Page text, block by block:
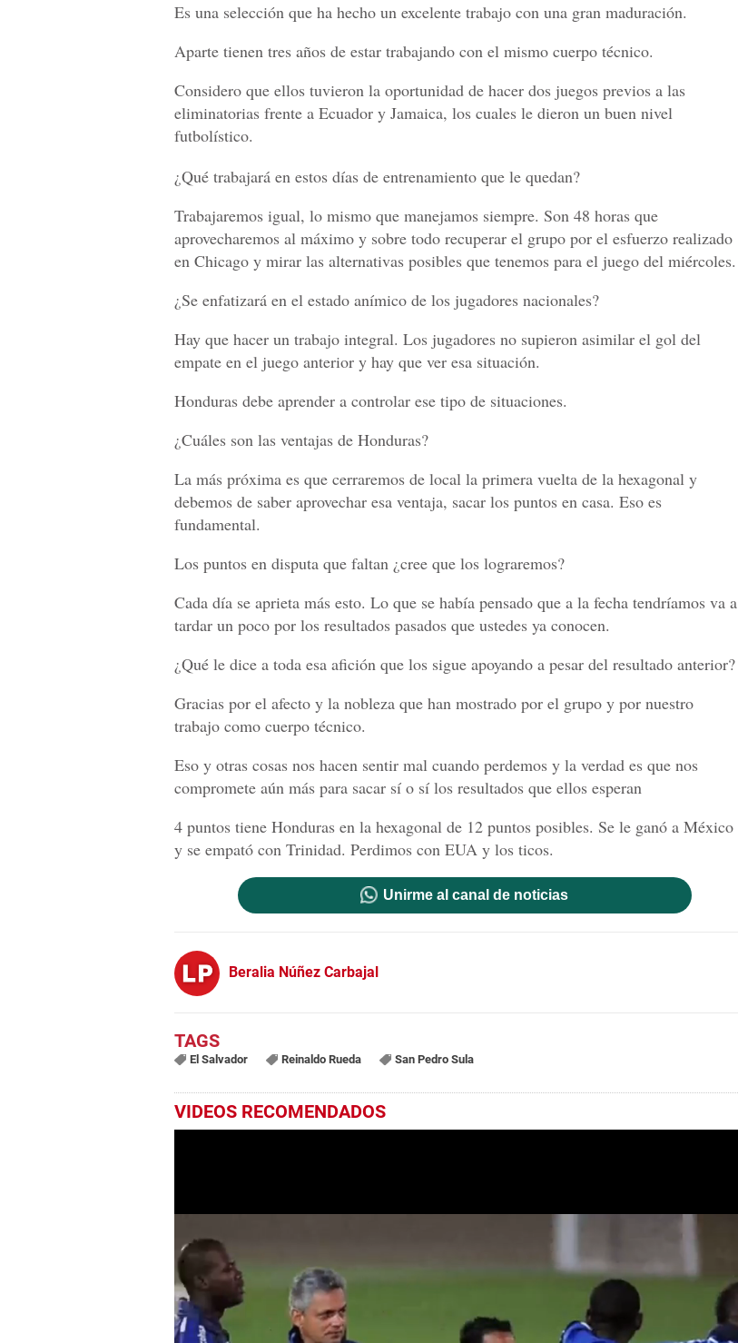
Es una selección que ha hecho un excelente trabajo con una gran maduración.
Aparte tienen tres años de estar trabajando con el mismo cuerpo técnico.
Considero que ellos tuvieron la oportunidad de hacer dos juegos previos a las
eliminatorias frente a Ecuador y Jamaica, los cuales le dieron un buen nivel
futbolístico.
¿Qué trabajará en estos días de entrenamiento que le quedan?
Trabajaremos igual, lo mismo que manejamos siempre. Son 48 horas que
aprovecharemos al máximo y sobre todo recuperar el grupo por el esfuerzo realizado
en Chicago y mirar las alternativas posibles que tenemos para el juego del miércoles.
¿Se enfatizará en el estado anímico de los jugadores nacionales?
Hay que hacer un trabajo integral. Los jugadores no supieron asimilar el gol del
empate en el juego anterior y hay que ver esa situación.
Honduras debe aprender a controlar ese tipo de situaciones.
¿Cuáles son las ventajas de Honduras?
La más próxima es que cerraremos de local la primera vuelta de la hexagonal y
debemos de saber aprovechar esa ventaja, sacar los puntos en casa. Eso es
fundamental.
Los puntos en disputa que faltan ¿cree que los lograremos?
Cada día se aprieta más esto. Lo que se había pensado que a la fecha tendríamos va a
tardar un poco por los resultados pasados que ustedes ya conocen.
¿Qué le dice a toda esa afición que los sigue apoyando a pesar del resultado anterior?
Gracias por el afecto y la nobleza que han mostrado por el grupo y por nuestro
trabajo como cuerpo técnico.
Eso y otras cosas nos hacen sentir mal cuando perdemos y la verdad es que nos
compromete aún más para sacar sí o sí los resultados que ellos esperan
4 puntos tiene Honduras en la hexagonal de 12 puntos posibles. Se le ganó a México
y se empató con Trinidad. Perdimos con EUA y los ticos.
Unirme al canal de noticias
Beralia Núñez Carbajal
El Salvador Reinaldo Rueda San Pedro Sula
VIDEOS RECOMENDADOS